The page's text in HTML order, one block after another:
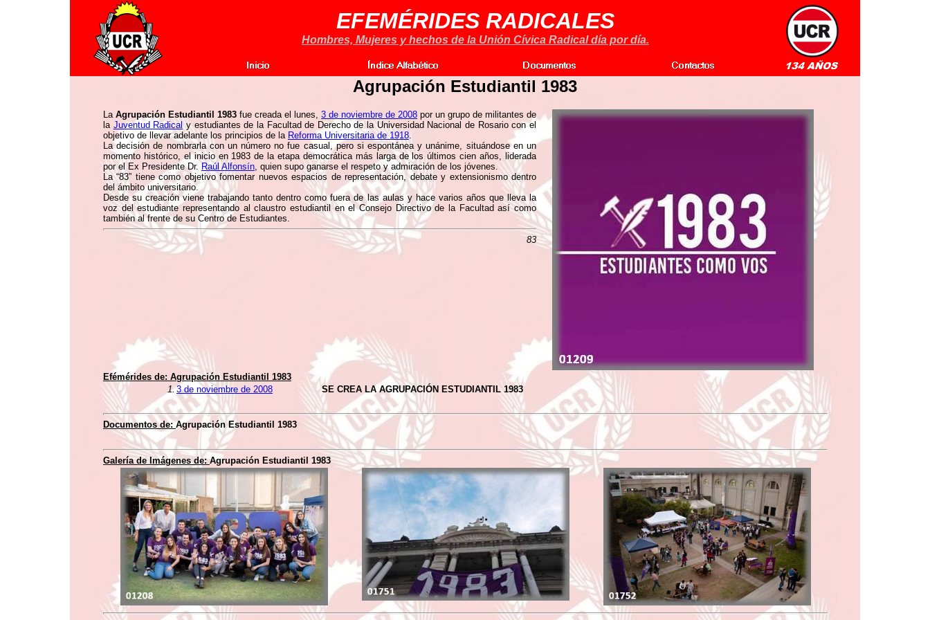
EFEMÉRIDES RADICALES
Hombres, Mujeres y hechos de la Unión Cívica Radical día por día.
Agrupación Estudiantil 1983
La Agrupación Estudiantil 1983 fue creada el lunes, 3 de noviembre de 2008 por un grupo de militantes de
la Juventud Radicaly estudiantes de la Facultad de Derecho de la Universidad Nacional de Rosario con el
objetivo de llevar adelante los principios de la Reforma Universitaria de 1918.
La decisión de nombrarla con un número no fue casual, pero si espontánea y unánime, situándose en un
momento histórico, el inicio en 1983 de la etapa democrática más larga de los últimos cien años, liderada
por el Ex Presidente Dr. Raúl Alfonsín, quien supo ganarse el respeto y admiración de los jóvenes.
La “83” tiene como objetivo fomentar nuevos espacios de representación, debate y extensionismo dentro
del ámbito universitario.
Desde su creación viene trabajando tanto dentro como fuera de las aulas y hace varios años que lleva la
voz del estudiante representando al claustro estudiantil en el Consejo Directivo de la Facultad así como
también al frente de su Centro de Estudiantes.
83
Efémérides de: Agrupación Estudiantil 1983
1.3 de noviembre de 2008 SE CREA LA AGRUPACIÓN ESTUDIANTIL 1983
Documentos de:Agrupación Estudiantil 1983
Galería de Imágenes de:Agrupación Estudiantil 1983